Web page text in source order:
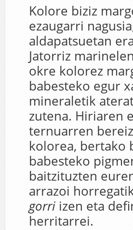
Kolore biziz
ezaugarri
aldapatsuetan
Jatorriz
okre kolorez
babesteko egur
mineraletik
zutena. Hiriaren
ternuarren
kolorea, bertako
babesteko
baitzituzten
arrazoi
gorri izen eta
herritarrei.